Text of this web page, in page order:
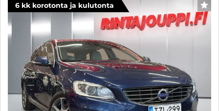
6 kk korotonta ja kulutonta